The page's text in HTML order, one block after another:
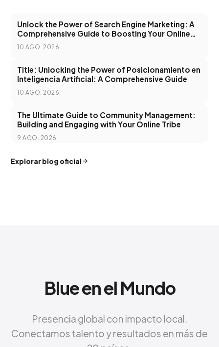
Unlock the Power of Search Engine Marketing: A
Comprehensive Guide to Boosting Your Online
Visibility
10 AGO. 2026
Title: Unlocking the Power of Posicionamiento en
Inteligencia Artificial: A Comprehensive Guide
10 AGO. 2026
The Ultimate Guide to Community Management:
Building and Engaging with Your Online Tribe
9 AGO. 2026
Explorar blog oficial
Blue en el Mundo
Presencia global con impacto local.
Conectamos talento y resultados en más de